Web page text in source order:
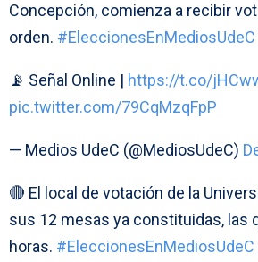
Concepción, comienza a recibir
orden. #EleccionesEnMediosUdeC
📡 Señal Online | https://t.co/
pic.twitter.com/79CqMzqFpP
— Medios UdeC (@MediosUdeC)
🔴 El local de votación de la
sus 12 mesas ya constituidas, las
horas. #EleccionesEnMediosUdeC